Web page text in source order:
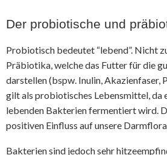
Der probiotische und
Probiotisch bedeutet “lebend”. Nicht
Präbiotika, welche das Futter für die
darstellen (bspw. Inulin, Akazienfaser,
gilt als probiotisches Lebensmittel, da
lebenden Bakterien fermentiert wird.
positiven Einfluss auf unsere
Bakterien sind jedoch sehr